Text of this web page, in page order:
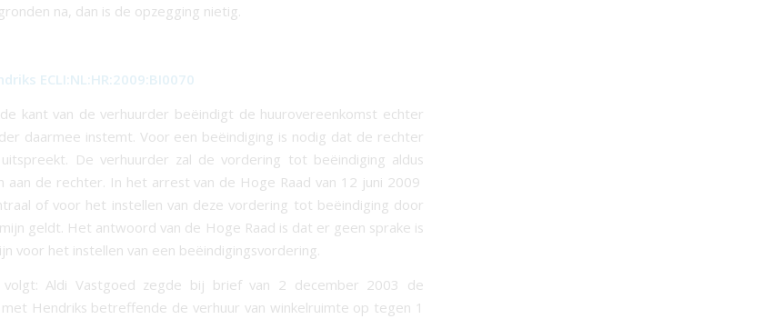
na, dan is de opzegging nietig.
ECLI:NL:HR:2009:BI0070
kant van de verhuurder beëindigt de huurovereenkomst echter
daarmee instemt. Voor een beëindiging is nodig dat de rechter
De verhuurder zal de vordering tot beëindiging aldus
aan de rechter. In het arrest van de Hoge Raad van 12 juni 2009
of voor het instellen van deze vordering tot beëindiging door
geldt. Het antwoord van de Hoge Raad is dat er geen sprake is
voor het instellen van een beëindigingsvordering.
volgt: Aldi Vastgoed zegde bij brief van 2 december 2003 de
Hendriks betreffende de verhuur van winkelruimte op tegen 1